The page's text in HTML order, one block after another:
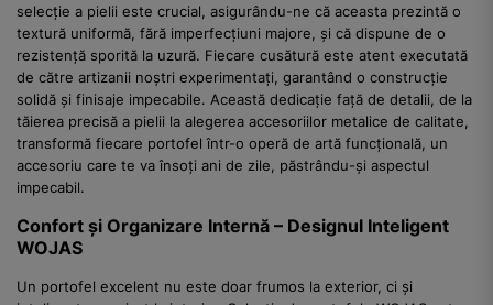
selecție a pielii este crucial, asigurându-ne că aceasta prezintă o
textură uniformă, fără imperfecțiuni majore, și că dispune de o
rezistență sporită la uzură. Fiecare cusătură este atent executată
de către artizanii noștri experimentați, garantând o construcție
solidă și finisaje impecabile. Această dedicație față de detalii, de la
tăierea precisă a pielii la alegerea accesoriilor metalice de calitate,
transformă fiecare portofel într-o operă de artă funcțională, un
accesoriu care te va însoți ani de zile, păstrându-și aspectul
impecabil.
Confort și Organizare Internă – Designul Inteligent
WOJAS
Un portofel excelent nu este doar frumos la exterior, ci și